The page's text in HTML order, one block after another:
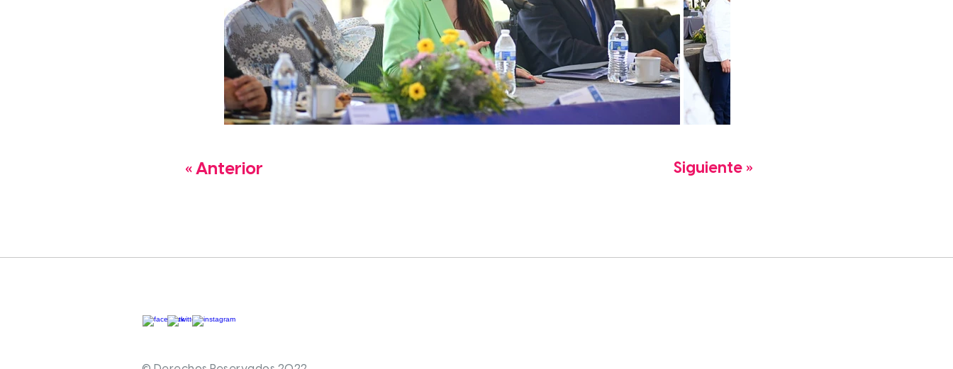
« Anterior Siguiente »